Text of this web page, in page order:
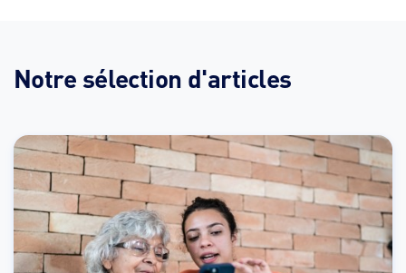
Notre sélection d'articles